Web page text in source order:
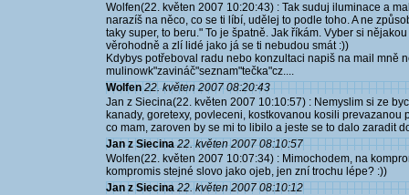
Wolfen(22. květen 2007 10:20:43) : Tak suduj iluminace a
narazíš na něco, co se ti líbí, udělej to podle toho. A ne
taky super, to beru." To je špatně. Jak říkám. Vyber si
věrohodně a zlí lidé jako já se ti nebudou smát :))
Kdybys potřeboval radu nebo konzultaci napiš na mail mně
mulinowk"zavináč"seznam"tečka"cz....
Wolfen 22. květen 2007 08:20:43
Jan z Siecina(22. květen 2007 10:10:57) : Nemyslim si ze
kanady, goretexy, povleceni, kostkovanou kosili
co mam, zaroven by se mi to libilo a jeste se to dalo zaradit
Jan z Siecina 22. květen 2007 08:10:57
Wolfen(22. květen 2007 10:07:34) : Mimochodem, na
kompromis stejné slovo jako ojeb, jen zní trochu lépe? :))
Jan z Siecina 22. květen 2007 08:10:12